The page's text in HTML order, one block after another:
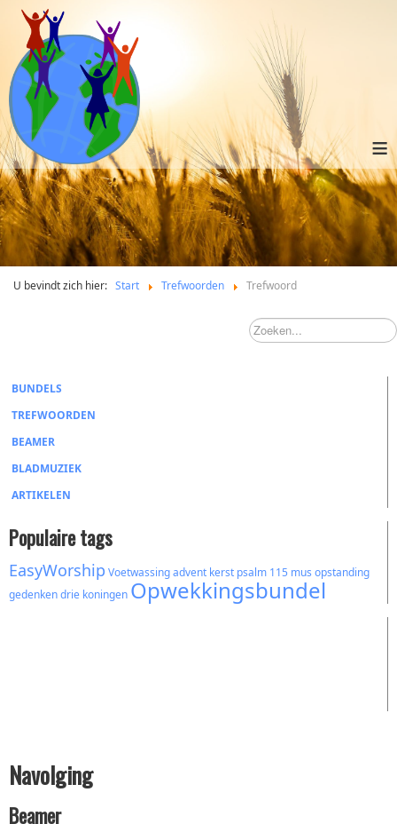
≡
U bevindt zich hier: Start Trefwoorden Trefwoord
BUNDELS
TREFWOORDEN
BEAMER
BLADMUZIEK
ARTIKELEN
Populaire tags
EasyWorship Voetwassingadvent kerst psalm 115 mus opstanding
gedenkendrie koningen Opwekkingsbundel
Navolging
Beamer